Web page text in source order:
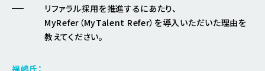
リファラル採用を推進するにあたり、
MyRefer（MyTalent Refer）を導入いただいた理由を
教えてください。
福嶋氏：